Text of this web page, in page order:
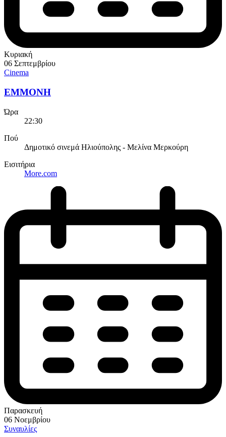
Κυριακή
06 Σεπτεμβρίου
Cinema
EMMONH
Ώρα
22:30
Πού
Δημοτικό σινεμά Ηλιούπολης - Μελίνα Μερκούρη
Εισιτήρια
More.com
Παρασκευή
06 Νοεμβρίου
Συναυλίες